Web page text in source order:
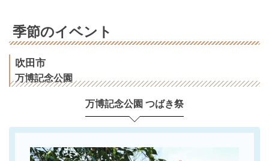
季節のイベント
吹田市
万博記念公園
万博記念公園 つばき祭